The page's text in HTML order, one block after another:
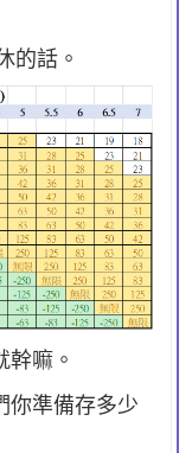
的話。
嘛。
你準備存多少